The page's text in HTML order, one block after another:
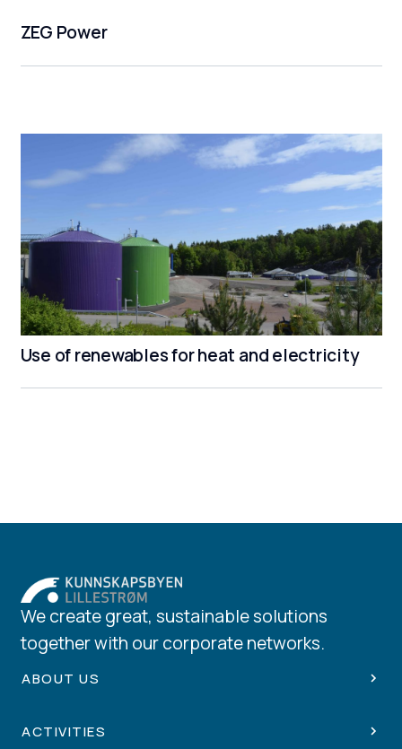
ZEG Power
Use of renewables for heat and electricity
We create great, sustainable solutions
together with our corporate networks.
ABOUT US
ACTIVITIES